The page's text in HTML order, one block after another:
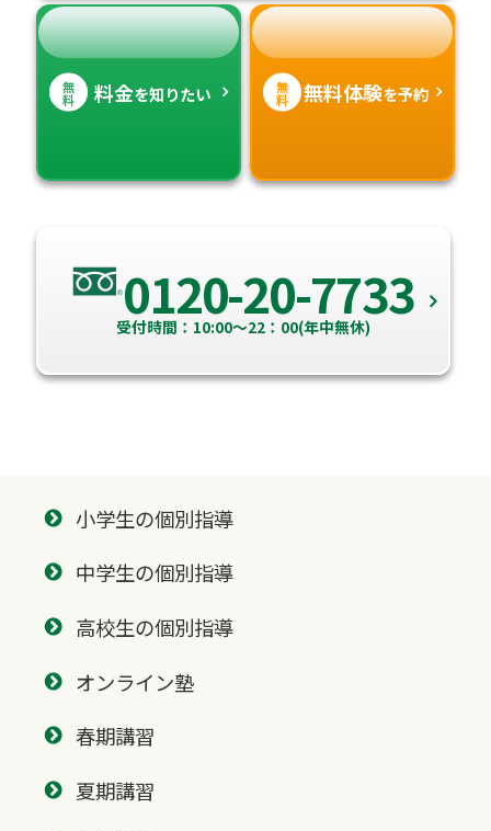
無
料 料金を知りたい 無
料 無料体験を予約
0120-20-7733
受付時間：10:00～22：00(年中無休)
小学生の個別指導
中学生の個別指導
高校生の個別指導
オンライン塾
春期講習
夏期講習